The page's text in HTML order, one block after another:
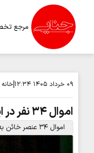
مرجع
۰۹ خرداد ۱۴۰۵ ۱۲:۳۴ خانه
اموال ۳۴ نفر در این استان توقیف شد/ جزئیات
اموال ۳۴ عنصر خائن به کشور در استان خراسان جنوبی با دستور قضایی به نفع ملت توقیف شد.